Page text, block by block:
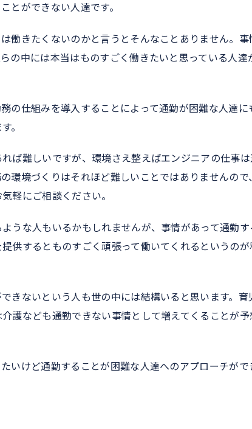
とができない人達です。
働きたくないのかと言うとそんなことありません。事
の中には本当はものすごく働きたいと思っている人達
の仕組みを導入することによって通勤が困難な人達に
。
ば難しいですが、環境さえ整えばエンジニアの仕事は
環境づくりはそれほど難しいことではありませんので、
軽にご相談ください。
うな人もいるかもしれませんが、事情があって通勤す
供するとものすごく頑張って働いてくれるというのが
きないという人も世の中には結構いると思います。育
護なども通勤できない事情として増えてくることが予
いけど通勤することが困難な人達へのアプローチがで